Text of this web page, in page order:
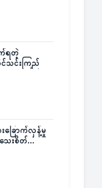
ရတဲ့
သင်းကြည်
ခြောက်လှန့်မှု
းစိတ်